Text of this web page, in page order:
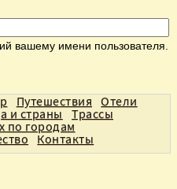
вашему имени пользователя.
Путешествия
Отели
и страны
Трассы
по городам
Контакты